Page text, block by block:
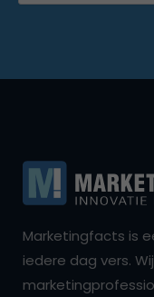
Marketingfacts is
iedere dag vers.